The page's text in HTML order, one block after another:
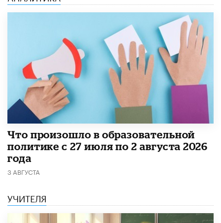
​Что произошло в образовательной
политике с 27 июля по 2 августа 2026
года
3 АВГУСТА
УЧИТЕЛЯ